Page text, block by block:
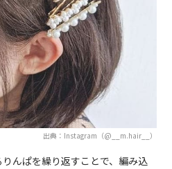
出典：Instagram（@__m.hair__）
んぱを繰り返すことで、編み込